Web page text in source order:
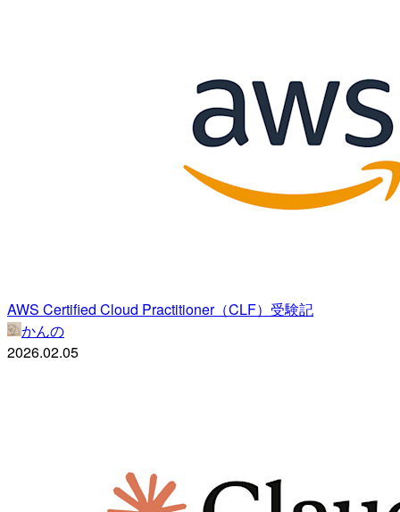
AWS Certified Cloud Practitioner（CLF）受験記
かんの
2026.02.05